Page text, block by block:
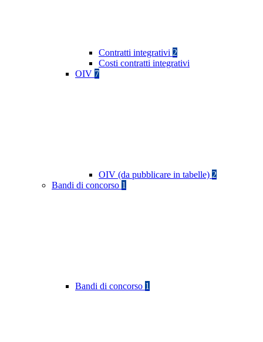
Contratti integrativi 2
Costi contratti integrativi
OIV 7
OIV (da pubblicare in tabelle) 2
Bandi di concorso 1
Bandi di concorso 1